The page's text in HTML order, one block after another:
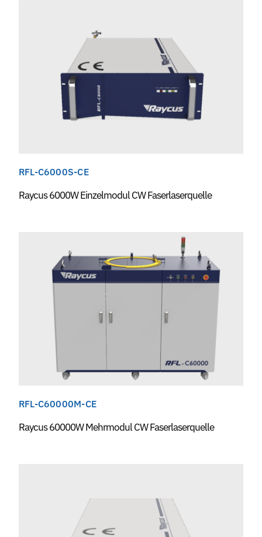
RFL-C6000S-CE
Raycus 6000W Einzelmodul CW Faserlaserquelle
RFL-C60000M-CE
Raycus 60000W Mehrmodul CW Faserlaserquelle